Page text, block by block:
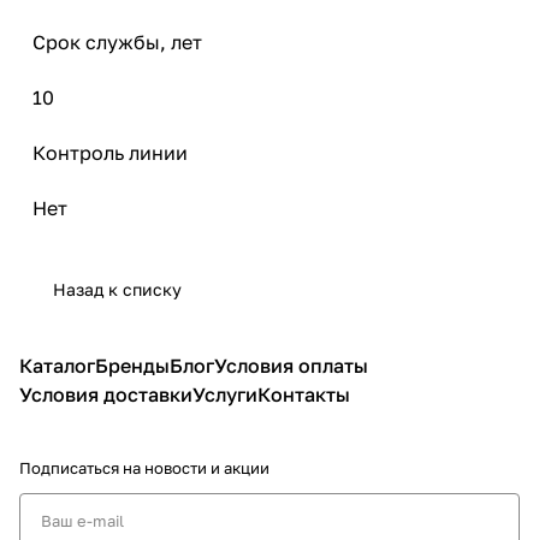
Срок службы, лет
10
Контроль линии
Нет
Назад к списку
КаталогБрендыБлогУсловия оплаты
Условия доставкиУслугиКонтакты
Подписаться на новости и акции